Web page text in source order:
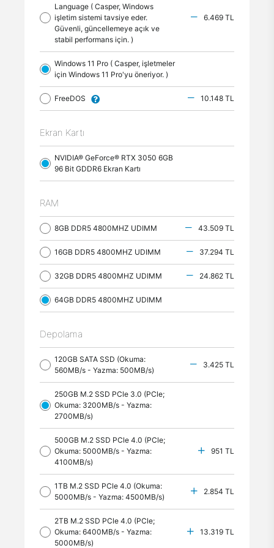
Language ( Casper, Windows
işletim sistemi tavsiye eder.
Güvenli, güncellemeye açık ve
stabil performans için. )
6.469 TL
Windows 11 Pro ( Casper, işletmeler
için Windows 11 Pro'yu öneriyor. )
FreeDOS 10.148 TL
Ekran Kartı
NVIDIA® GeForce® RTX 3050 6GB
96 Bit GDDR6 Ekran Kartı
RAM
8GB DDR5 4800MHZ UDIMM 43.509 TL
16GB DDR5 4800MHZ UDIMM 37.294 TL
32GB DDR5 4800MHZ UDIMM 24.862 TL
64GB DDR5 4800MHZ UDIMM
Depolama
120GB SATA SSD (Okuma:
560MB/s - Yazma: 500MB/s)
3.425 TL
250GB M.2 SSD PCle 3.0 (PCle;
Okuma: 3200MB/s - Yazma:
2700MB/s)
500GB M.2 SSD PCle 4.0 (PCle;
Okuma: 5000MB/s - Yazma:
4100MB/s)
951 TL
1TB M.2 SSD PCle 4.0 (Okuma:
5000MB/s - Yazma: 4500MB/s)
2.854 TL
2TB M.2 SSD PCle 4.0 (PCle;
Okuma: 6400MB/s - Yazma:
5000MB/s)
13.319 TL